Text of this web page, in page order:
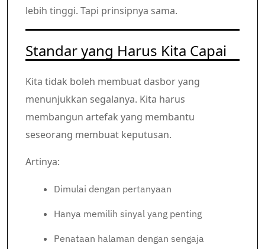
lebih tinggi. Tapi prinsipnya sama.
Standar yang Harus Kita Capai
Kita tidak boleh membuat dasbor yang
menunjukkan segalanya. Kita harus
membangun artefak yang membantu
seseorang membuat keputusan.
Artinya:
Dimulai dengan pertanyaan
Hanya memilih sinyal yang penting
Penataan halaman dengan sengaja